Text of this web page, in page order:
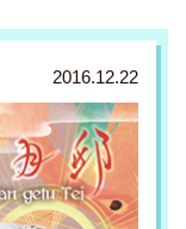
2016.12.22